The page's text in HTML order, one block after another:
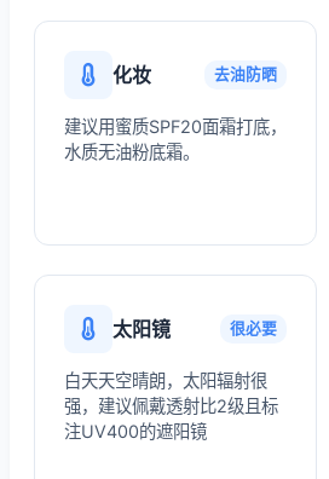
化妆 去油防晒
建议用蜜质SPF20面霜打底，
水质无油粉底霜。
太阳镜 很必要
白天天空晴朗，太阳辐射很
强，建议佩戴透射比2级且标
注UV400的遮阳镜